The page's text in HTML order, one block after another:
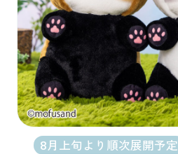
8月上旬より順次展開予定